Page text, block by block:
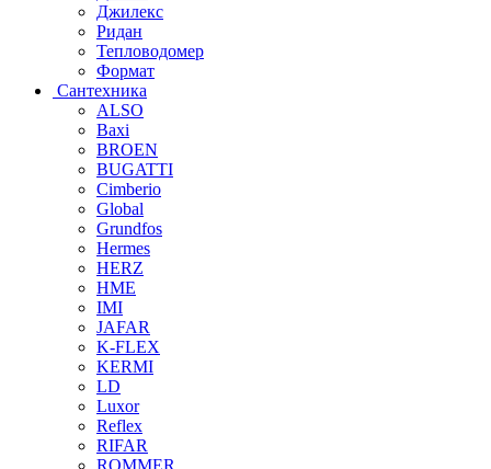
Джилекс
Ридан
Тепловодомер
Формат
Сантехника
ALSO
Baxi
BROEN
BUGATTI
Cimberio
Global
Grundfos
Hermes
HERZ
HME
IMI
JAFAR
K-FLEX
KERMI
LD
Luxor
Reflex
RIFAR
ROMMER